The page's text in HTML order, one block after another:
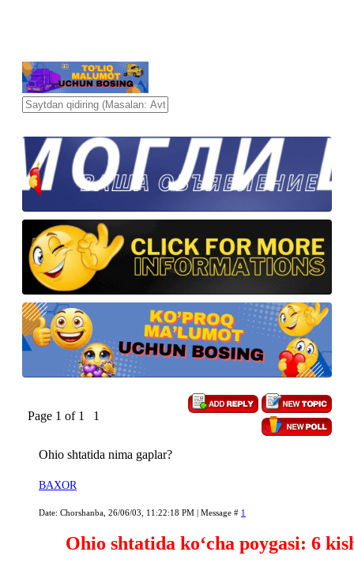
Page 1 of 1 1
Ohio shtatida nima gaplar?
BAXOR
Date: Chorshanba, 26/06/03, 11:22:18 PM | Message # 1
Ohio shtatida ko‘cha poygasi: 6